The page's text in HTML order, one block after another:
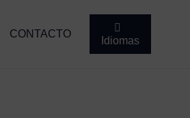
CONTACTO
Idiomas